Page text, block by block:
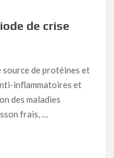
de crise
source de protéines et
inflammatoires et
des maladies
frais, …